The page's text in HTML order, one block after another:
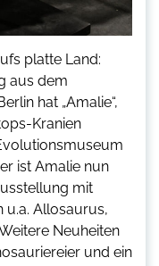
platte Land:
aus dem
hat „Amalie“,
Kranien
ist Amalie nun
mit
u.a. Allosaurus,
Neuheiten
und ein